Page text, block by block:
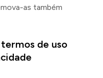
as também
de uso